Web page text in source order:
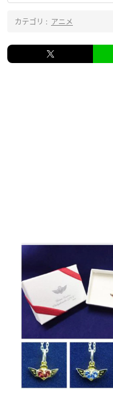
カテゴリ : アニメ